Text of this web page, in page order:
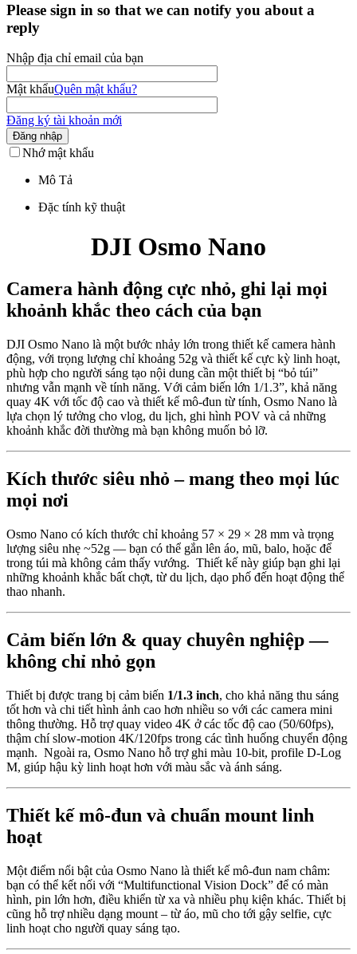
Please sign in so that we can notify you about a
reply
Nhập địa chỉ email của bạn
Mật khẩuQuên mật khẩu?
Đăng ký tài khoản mới
Đăng nhập
Nhớ mật khẩu
Mô Tả
Đặc tính kỹ thuật
DJI Osmo Nano
Camera hành động cực nhỏ, ghi lại mọi
khoảnh khắc theo cách của bạn
DJI Osmo Nano là một bước nhảy lớn trong thiết kế camera hành
động, với trọng lượng chỉ khoảng 52g và thiết kế cực kỳ linh hoạt,
phù hợp cho người sáng tạo nội dung cần một thiết bị “bỏ túi”
nhưng vẫn mạnh về tính năng. Với cảm biến lớn 1/1.3”, khả năng
quay 4K với tốc độ cao và thiết kế mô-đun từ tính, Osmo Nano là
lựa chọn lý tưởng cho vlog, du lịch, ghi hình POV và cả những
khoảnh khắc đời thường mà bạn không muốn bỏ lỡ.
Kích thước siêu nhỏ – mang theo mọi lúc
mọi nơi
Osmo Nano có kích thước chỉ khoảng 57 × 29 × 28 mm và trọng
lượng siêu nhẹ ~52g — bạn có thể gắn lên áo, mũ, balo, hoặc để
trong túi mà không cảm thấy vướng. Thiết kế này giúp bạn ghi lại
những khoảnh khắc bất chợt, từ du lịch, dạo phố đến hoạt động thể
thao nhanh.
Cảm biến lớn & quay chuyên nghiệp —
không chỉ nhỏ gọn
Thiết bị được trang bị cảm biến 1/1.3 inch, cho khả năng thu sáng
tốt hơn và chi tiết hình ảnh cao hơn nhiều so với các camera mini
thông thường. Hỗ trợ quay video 4K ở các tốc độ cao (50/60fps),
thậm chí slow-motion 4K/120fps trong các tình huống chuyển động
mạnh. Ngoài ra, Osmo Nano hỗ trợ ghi màu 10-bit, profile D-Log
M, giúp hậu kỳ linh hoạt hơn với màu sắc và ánh sáng.
Thiết kế mô-đun và chuẩn mount linh
hoạt
Một điểm nổi bật của Osmo Nano là thiết kế mô-đun nam châm:
bạn có thể kết nối với “Multifunctional Vision Dock” để có màn
hình, pin lớn hơn, điều khiển từ xa và nhiều phụ kiện khác. Thiết bị
cũng hỗ trợ nhiều dạng mount – từ áo, mũ cho tới gậy selfie, cực
linh hoạt cho người quay sáng tạo.